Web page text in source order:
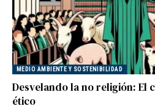
MEDIO AMBIENTE Y SOSTENIBILIDAD
Desvelando la no religión: El
ético